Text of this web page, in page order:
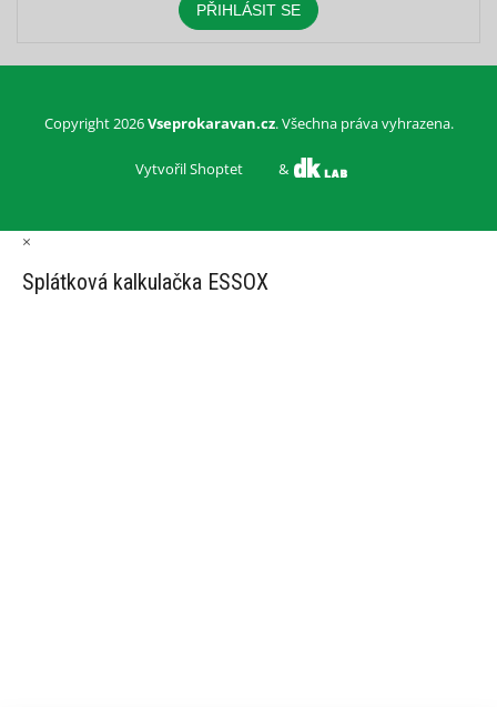
PŘIHLÁSIT SE
Vytvořil Shoptet &
Copyright 2026Vseprokaravan.cz. Všechna práva vyhrazena.
×
Splátková kalkulačka ESSOX